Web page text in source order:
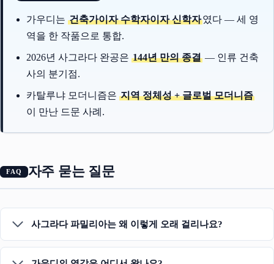
가우디는 건축가이자 수학자이자 신학자였다 — 세 영
역을 한 작품으로 통합.
2026년 사그라다 완공은 144년 만의 종결 — 인류 건축
사의 분기점.
카탈루냐 모더니즘은 지역 정체성 + 글로벌 모더니즘
이 만난 드문 사례.
자주 묻는 질문
사그라다 파밀리아는 왜 이렇게 오래 걸리나요?